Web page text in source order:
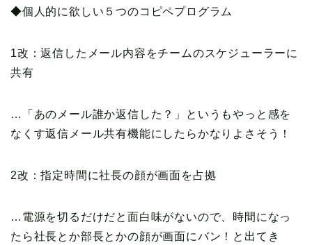
◆個人的に欲しい５つのコピペプログラム
1改：返信したメール内容をチームのスケジューラーに
共有
…「あのメール誰か返信した？」というもやっと感を
なくす返信メール共有機能にしたらかなりよさそう！
2改：指定時間に社長の顔が画面を占拠
…電源を切るだけだと面白味がないので、時間になっ
たら社長とか部長とかの顔が画面にバン！と出てき